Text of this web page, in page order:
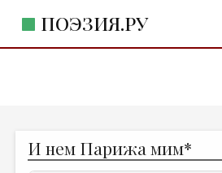
ПОЭЗИЯ.РУ
ЖАНРЫ
И нем Парижа мим*